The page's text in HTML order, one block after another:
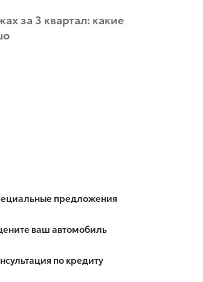
за 3 квартал: какие
предложения
ваш автомобиль
по кредиту